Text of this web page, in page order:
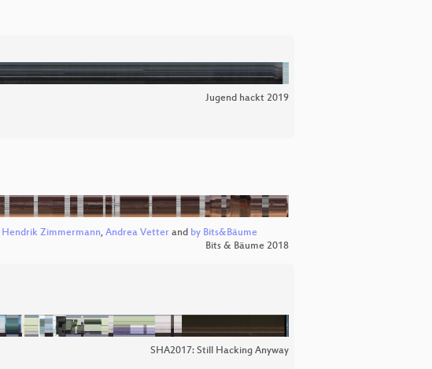
Jugend hackt 2019
Hendrik Zimmermann, Andrea Vetter and by Bits&Bäume
Bits & Bäume 2018
SHA2017: Still Hacking Anyway